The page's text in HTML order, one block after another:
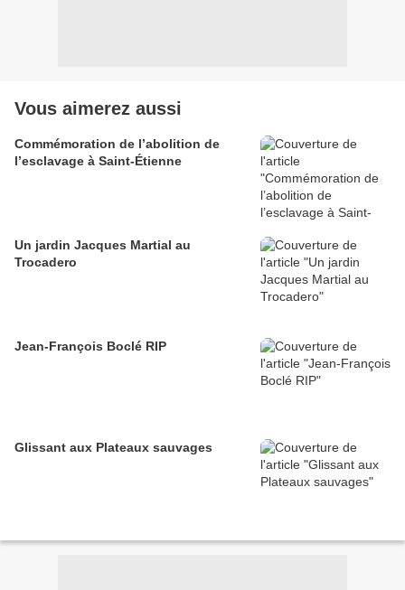
Vous aimerez aussi
Commémoration de l’abolition de
l’esclavage à Saint-Étienne
Un jardin Jacques Martial au
Trocadero
Jean-François Boclé RIP
Glissant aux Plateaux sauvages